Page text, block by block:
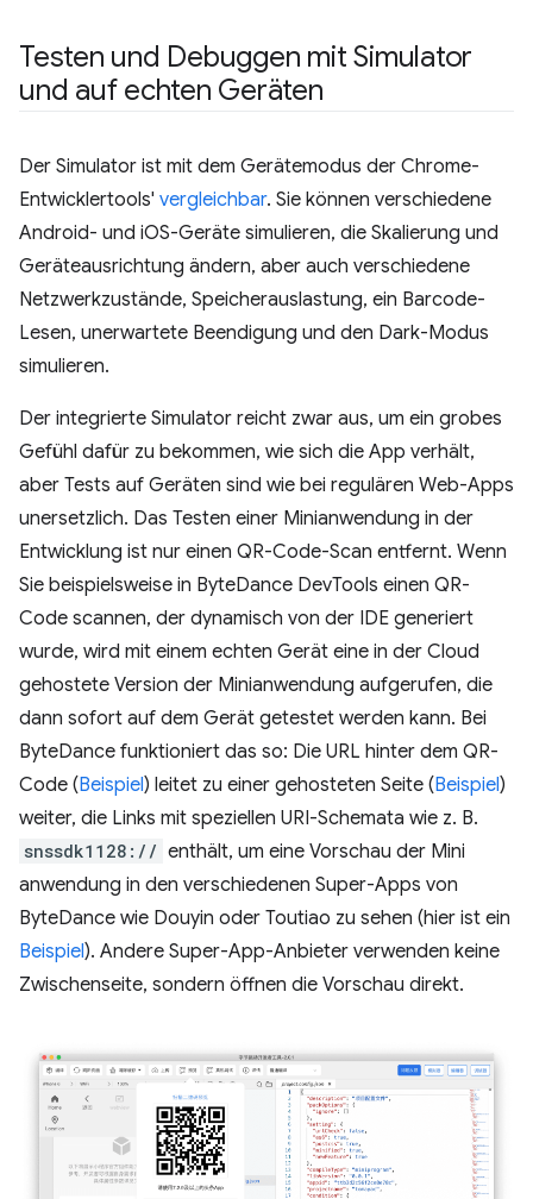
Testen und Debuggen mit Simulator
und auf echten Geräten
Der Simulator ist mit dem Gerätemodus der Chrome-
Entwicklertools' vergleichbar. Sie können verschiedene
Android- und iOS-Geräte simulieren, die Skalierung und
Geräteausrichtung ändern, aber auch verschiedene
Netzwerkzustände, Speicherauslastung, ein Barcode-
Lesen, unerwartete Beendigung und den Dark-Modus
simulieren.
Der integrierte Simulator reicht zwar aus, um ein grobes
Gefühl dafür zu bekommen, wie sich die App verhält,
aber Tests auf Geräten sind wie bei regulären Web-Apps
unersetzlich. Das Testen einer Minianwendung in der
Entwicklung ist nur einen QR-Code-Scan entfernt. Wenn
Sie beispielsweise in ByteDance DevTools einen QR-
Code scannen, der dynamisch von der IDE generiert
wurde, wird mit einem echten Gerät eine in der Cloud
gehostete Version der Minianwendung aufgerufen, die
dann sofort auf dem Gerät getestet werden kann. Bei
ByteDance funktioniert das so: Die URL hinter dem QR-
Code (Beispiel) leitet zu einer gehosteten Seite (Beispiel)
weiter, die Links mit speziellen URI-Schemata wie z. B.
snssdk1128:// enthält, um eine Vorschau der Mini
anwendung in den verschiedenen Super-Apps von
ByteDance wie Douyin oder Toutiao zu sehen (hier ist ein
Beispiel). Andere Super-App-Anbieter verwenden keine
Zwischenseite, sondern öffnen die Vorschau direkt.